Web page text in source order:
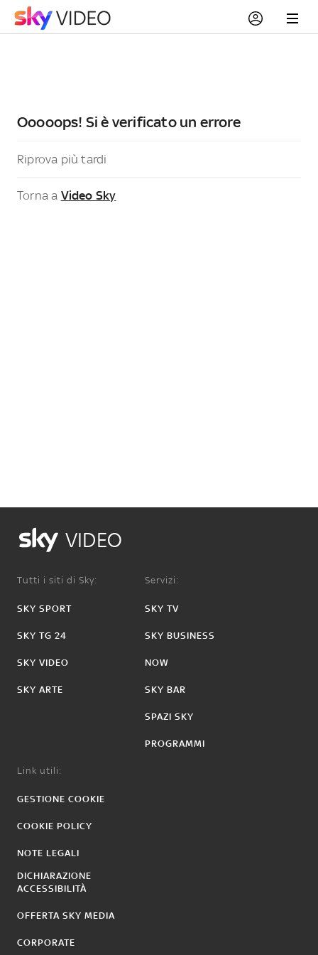
Ooooops! Si è verificato un errore
Riprova più tardi
Torna a Video Sky
VIDEO
Tutti i siti di Sky:
SKY SPORT
SKY TG 24
SKY VIDEO
SKY ARTE
Servizi:
SKY TV
SKY BUSINESS
NOW
SKY BAR
SPAZI SKY
PROGRAMMI
Link utili:
GESTIONE COOKIE
COOKIE POLICY
NOTE LEGALI
DICHIARAZIONE
ACCESSIBILITÀ
OFFERTA SKY MEDIA
CORPORATE